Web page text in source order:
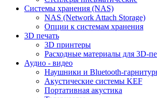
Cистемы хранения (NAS)
NAS (Network Attach Storage)
Опции к системам хранения
3D печать
3D принтеры
Расходные материалы для 3D-
Аудио - видео
Наушники и Bluetooth-
Акустические системы KEF
Портативная акустика